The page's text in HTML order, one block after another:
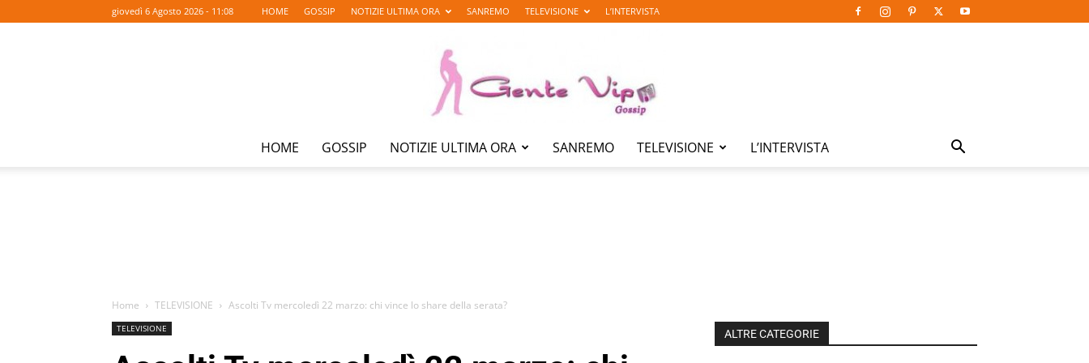
giovedì 6 Agosto 2026 - 11:08 HOME GOSSIP NOTIZIE ULTIMA ORA SANREMO TELEVISIONE L’INTERVISTA
HOME GOSSIP NOTIZIE ULTIMA ORA SANREMO TELEVISIONE L’INTERVISTA
Home TELEVISIONE Ascolti Tv mercoledì 22 marzo: chi vince lo share della serata?
TELEVISIONE ALTRE CATEGORIE